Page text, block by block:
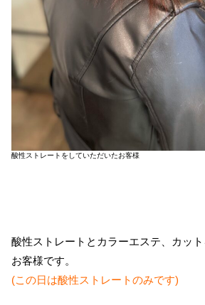
酸性ストレートをしていただいたお客様
酸性ストレートとカラーエステ、カッ
お客様です。
(この日は酸性ストレートのみです)